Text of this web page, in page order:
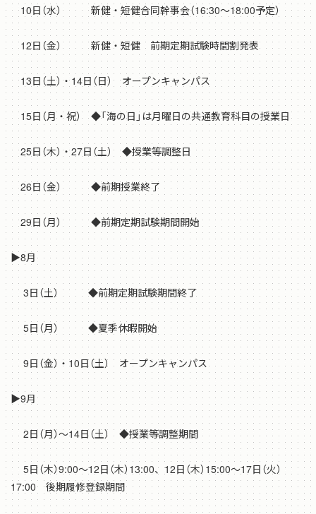
10日（水） 新健・短健合同幹事会（16:30～18:00予定）
12日（金） 新健・短健 前期定期試験時間割発表
13日（土）・14日（日） オープンキャンパス
15日（月・祝） ◆「海の日」は月曜日の共通教育科目の授業日
25日（木）・27日（土） ◆授業等調整日
26日（金） ◆前期授業終了
29日（月） ◆前期定期試験期間開始
▶8月
3日（土） ◆前期定期試験期間終了
5日（月） ◆夏季休暇開始
9日（金）・10日（土） オープンキャンパス
▶9月
2日（月）～14日（土） ◆授業等調整期間
5日（木）9:00～12日（木）13:00、12日（木）15:00～17日（火）
17:00 後期履修登録期間